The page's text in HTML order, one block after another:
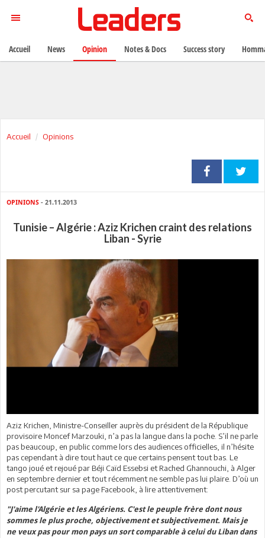
Accueil Opinions
OPINIONS - 21.11.2013
Tunisie – Algérie : Aziz Krichen craint des relations
Liban - Syrie
Aziz Krichen, Ministre-Conseiller auprès du président de la République
provisoire Moncef Marzouki, n’a pas la langue dans la poche. S’il ne parle
pas beaucoup, en public comme lors des audiences officielles, il n’hésite
pas cependant à dire tout haut ce que certains pensent tout bas. Le
tango joué et rejoué par Béji Caïd Essebsi et Rached Ghannouchi, à Alger
en septembre dernier et tout récemment ne semble pas lui plaire. D’où un
post percutant sur sa page Facebook, à lire attentivement:
"J'aime l'Algérie et les Algériens. C'est le peuple frère dont nous
sommes le plus proche, objectivement et subjectivement. Mais je
ne veux pas pour mon pays un sort comparable à celui du Liban dans
Accueil News Opinion Notes & Docs Success story